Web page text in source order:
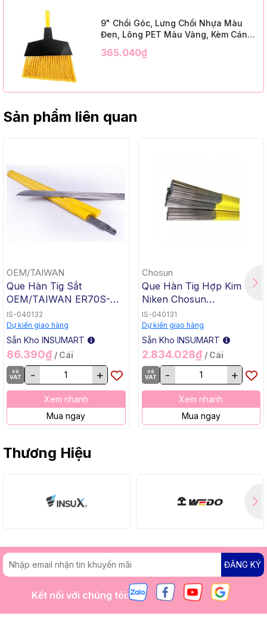
9" Chổi Góc, Lưng Chổi Nhựa Màu
Đen, Lông PET Màu Vàng, Kèm Cán
12 Bộ/Thùng (9" Angle Broom, Black
365.040₫
Sản phẩm liên quan
OEM/TAIWAN
Que Hàn Tig Sắt
OEM/TAIWAN ER70S-G
TG-50, 1.6x1000mm, 5 Kg
/ Hộp, 20 Kg / Thùng
IS-040132
Dự kiến giao hàng
Sẵn Kho INSUMART
86.390₫ / Cái
có
VAT
- +
Xem nhanh
Mua ngay
Chosun
Que Hàn Tig Hợp Kim
Niken Chosun
ERNiCrMo-3 TGC-625,
2.4x1000mm, 5 Kg / Hộp,
20 Kg / Thùng
IS-040131
Dự kiến giao hàng
Sẵn Kho INSUMART
2.834.028₫ / Cái
có
VAT
- +
Xem nhanh
Mua ngay
Thương Hiệu
ĐĂNG KÝ
Kết nối với chúng tôi: